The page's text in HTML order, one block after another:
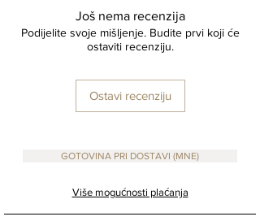
Designed and handcrafted in Montenegro in
Još nema recenzija
Podijelite svoje mišljenje. Budite prvi koji će
ostaviti recenziju.
Ostavi recenziju
GOTOVINA PRI DOSTAVI (MNE)
Više mogućnosti plaćanja